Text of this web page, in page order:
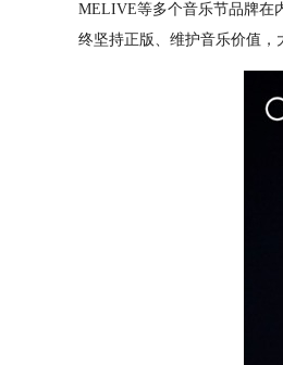
MELIVE等多个音乐节品牌在
终坚持正版、维护音乐价值，